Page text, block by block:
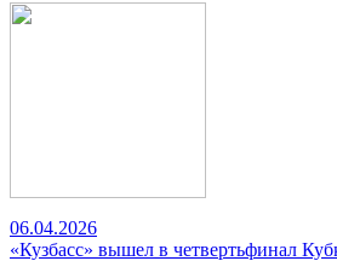
06.04.2026
«Кузбасс» вышел в четвертьфинал